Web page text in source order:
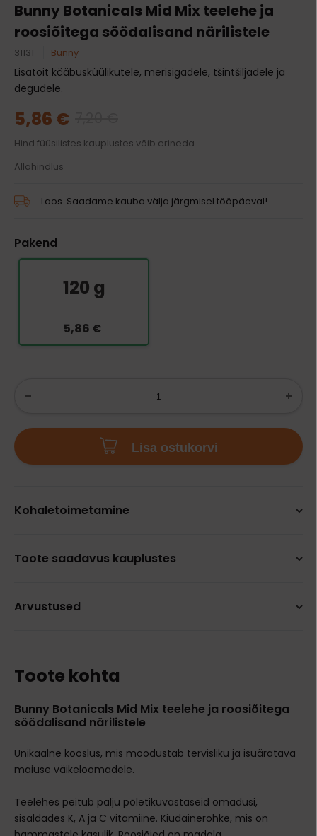
Bunny Botanicals Mid Mix teelehe ja
roosiõitega söödalisand närilistele
31131 Bunny
Lisatoit kääbusküülikutele, merisigadele, tšintšiljadele ja
degudele.
5,86 €
Hind füüsilistes kauplustes võib erineda.
Allahindlus
Laos. Saadame kauba välja järgmisel tööpäeval!
Pakend
120 g
5,86 €
Lisa ostukorvi
Kohaletoimetamine
Toote saadavus kauplustes
Arvustused
Toote kohta
Bunny Botanicals Mid Mix teelehe ja roosiõitega
söödalisand närilistele
Unikaalne kooslus, mis moodustab tervisliku ja isuäratava
maiuse väikeloomadele.
Teelehes peitub palju põletikuvastaseid omadusi,
sisaldades K, A ja C vitamiine. Kiudainerohke, mis on